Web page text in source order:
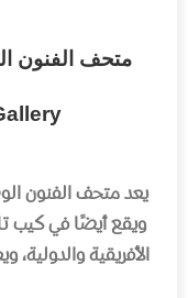
يعد متحف الفنون
ويقع أيضًا في كيب
الأفريقية